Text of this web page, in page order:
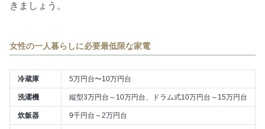
きましょう。
女性の一人暮らしに必要最低限な家電
冷蔵庫 5万円台〜10万円台
洗濯機 縦型3万円台～10万円台、ドラム式10万円台～15万円台
炊飯器 9千円台～2万円台